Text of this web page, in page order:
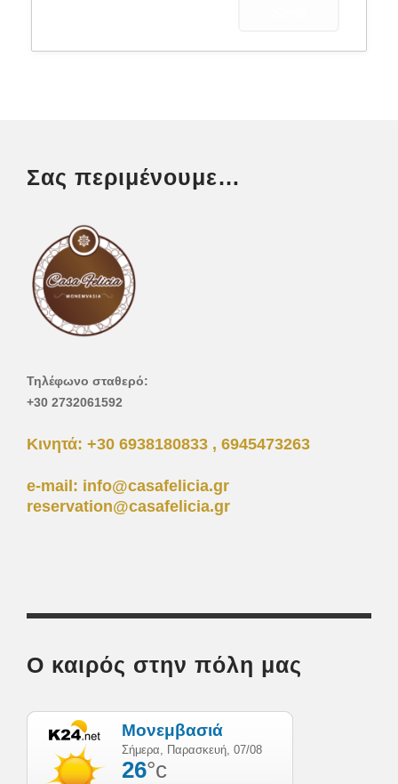
Σας περιμένουμε…
Τηλέφωνο σταθερό:
+30 2732061592
Κινητά: +30 6938180833 , 6945473263
e-mail: info@casafelicia.gr
reservation@casafelicia.gr
Ο καιρός στην πόλη μας